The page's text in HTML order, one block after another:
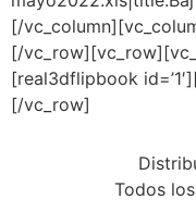
[/
[/
[real3dflipbook
[/vc_row]
Todos